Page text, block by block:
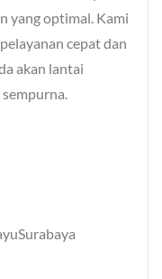
yang optimal. Kami
cepat dan
akan lantai